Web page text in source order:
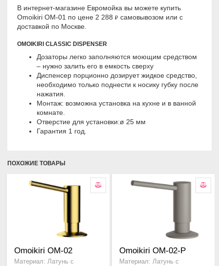
В интернет-магазине Евромойка вы можете купить
Omoikiri OM-01 по цене 2 288 ₽ самовывозом или с
доставкой по Москве.
OMOIKIRI CLASSIC DISPENSER
Дозаторы легко заполняются моющим средством
– нужно залить его в емкость сверху
Диспенсер порционно дозирует жидкое средство,
необходимо только поднести к носику губку после
нажатия.
Монтаж: возможна установка на кухне и в ванной
комнате.
Отверстие для установки:ø 25 мм
Гарантия 1 год.
ПОХОЖИЕ ТОВАРЫ
Omoikiri OM-02
Материал: Латунь с
Omoikiri OM-02-P
Материал: Латунь с